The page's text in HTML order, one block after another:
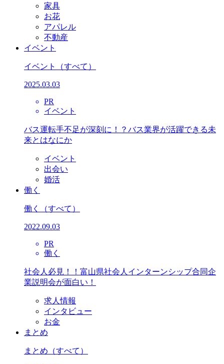
家具
お花
アパレル
不動産
イベント
イベント （すべて）
2025.03.03
PR
イベント
バス運転手不足が深刻に！？バス業界が活躍できる未
来とはなにか
イベント
出会い
婚活
働く
働く （すべて）
2022.09.03
PR
働く
社会人必見！！富山県社会人インターンシップ合同企
業説明会が面白い！
求人情報
インタビュー
お金
まとめ
まとめ （すべて）